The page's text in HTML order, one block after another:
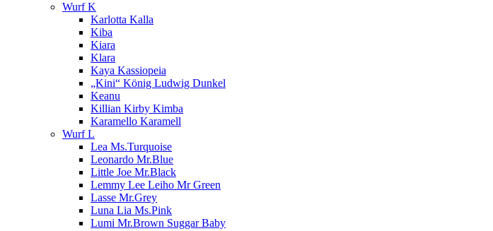
Wurf K
Karlotta Kalla
Kiba
Kiara
Klara
Kaya Kassiopeia
„Kini“ König Ludwig Dunkel
Keanu
Killian Kirby Kimba
Karamello Karamell
Wurf L
Lea Ms.Turquoise
Leonardo Mr.Blue
Little Joe Mr.Black
Lemmy Lee Leiho Mr Green
Lasse Mr.Grey
Luna Lia Ms.Pink
Lumi Mr.Brown Suggar Baby